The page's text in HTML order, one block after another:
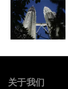
关于我们